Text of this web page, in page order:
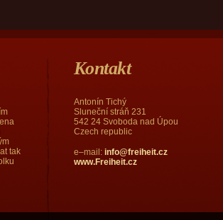
tak
Kontakt
Antonín Tichý
Sluneční stráň 231
542 24 Svoboda nad Úpou
Czech republic
e–mail: info@freiheit.cz
www.Freiheit.cz